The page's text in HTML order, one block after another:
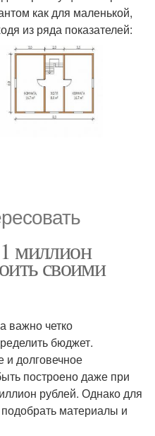
как для маленькой,
из ряда показателей:
миллион
своими
важно четко
бюджет.
долговечное
построено даже при
рублей. Однако для
материалы и